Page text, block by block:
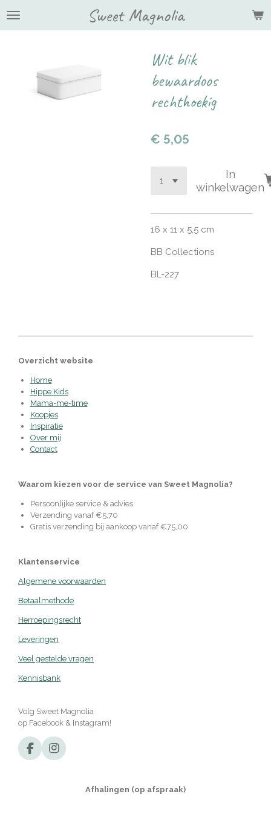
Ga
Sweet Magnolia
Wit blik
bewaardoos
rechthoekig
€ 5,05
In
winkelwagen
16 x 11 x 5,5 cm
BB Collections
BL-227
Overzicht website
Home
Hippe Kids
Mama-me-time
Koopjes
Inspiratie
Over mij
Contact
Waarom kiezen voor de service van Sweet Magnolia?
Persoonlijke service & advies
Verzending vanaf €5,70
Gratis verzending bij aankoop vanaf €75,00
Klantenservice
Algemene voorwaarden
Betaalmethode
Herroepingsrecht
Leveringen
Veel gestelde vragen
Kennisbank
Volg Sweet Magnolia
op Facebook & Instagram!
F
a
I
n
Afhalingen (op afspraak)